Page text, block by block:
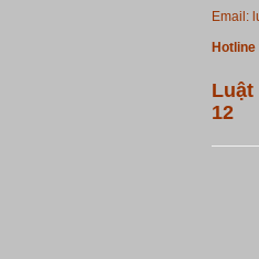
Email:
Luật
12